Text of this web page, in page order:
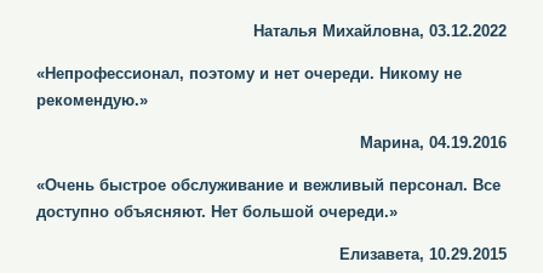
Наталья Михайловна, 03.12.2022
«Непрофессионал, поэтому и нет очереди. Никому не
рекомендую.»
Марина, 04.19.2016
«Очень быстрое обслуживание и вежливый персонал. Все
доступно объясняют. Нет большой очереди.»
Елизавета, 10.29.2015